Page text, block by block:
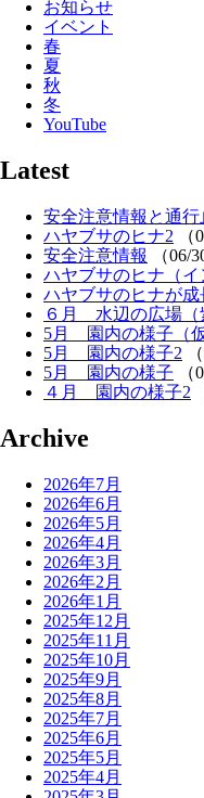
お知らせ
イベント
春
夏
秋
冬
YouTube
Latest
安全注意情報と通
ハヤブサのヒナ2
（
安全注意情報
（06/
ハヤブサのヒナ（イ
ハヤブサのヒナが成
６月 水辺の広場（
5月 園内の様子（
5月 園内の様子2
5月 園内の様子
（
４月 園内の様子2
Archive
2026年7月
2026年6月
2026年5月
2026年4月
2026年3月
2026年2月
2026年1月
2025年12月
2025年11月
2025年10月
2025年9月
2025年8月
2025年7月
2025年6月
2025年5月
2025年4月